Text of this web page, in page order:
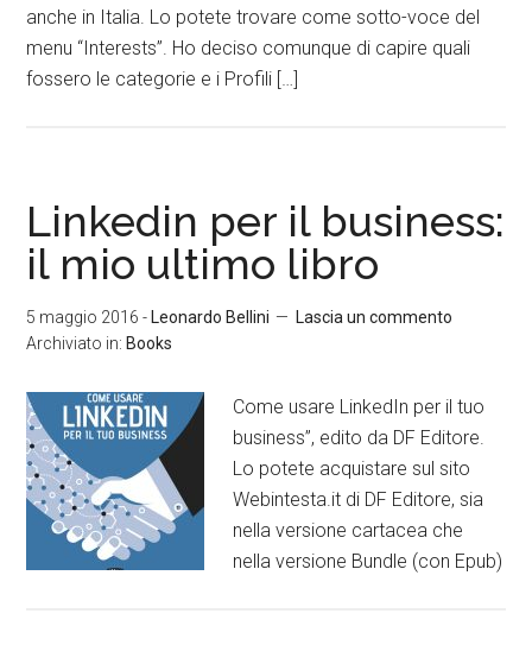
anche in Italia. Lo potete trovare come sotto-voce del
menu “Interests”. Ho deciso comunque di capire quali
fossero le categorie e i Profili […]
Linkedin per il business:
il mio ultimo libro
5 maggio 2016 - Leonardo Bellini
Lascia un commento
Archiviato in: Books
Come usare LinkedIn per il tuo
business”, edito da DF Editore.
Lo potete acquistare sul sito
Webintesta.it di DF Editore, sia
nella versione cartacea che
nella versione Bundle (con Epub)